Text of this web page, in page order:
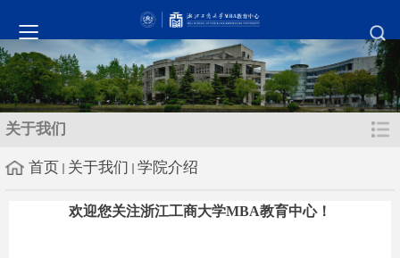
关于我们
首页 关于我们 学院介绍
欢迎您关注浙江工商大学MBA教育中心！